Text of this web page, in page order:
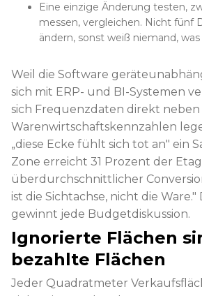
Eine einzige Änderung testen,
messen, vergleichen. Nicht fünf
ändern, sonst weiß niemand,
Weil die Software
sich mit ERP- und BI-Systemen
sich Frequenzdaten direkt neben
Warenwirtschaftskennzahlen
„diese Ecke fühlt sich tot an" ein
Zone erreicht 31 Prozent der
überdurchschnittlicher
ist die Sichtachse, nicht die Ware."
gewinnt jede Budgetdiskussion.
Ignorierte Flächen
bezahlte Flächen
Jeder Quadratmeter